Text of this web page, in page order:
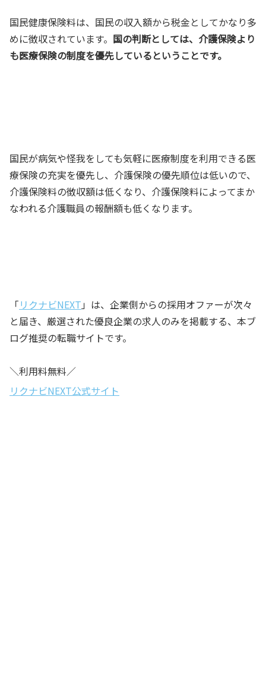
国民健康保険料は、国民の収入額から税金としてかなり多
めに徴収されています。 国の判断としては、介護保険より
も医療保険の制度を優先しているということです。
国民が病気や怪我をしても気軽に医療制度を利用できる医
療保険の充実を優先し、介護保険の優先順位は低いので、
介護保険料の徴収額は低くなり、介護保険料によってまか
なわれる介護職員の報酬額も低くなります。
「リクナビNEXT 」は、企業側からの採用オファーが次々
と届き、厳選された優良企業の求人のみを掲載する、本ブ
ログ推奨の転職サイトです。
＼利用料無料／
リクナビNEXT公式サイト